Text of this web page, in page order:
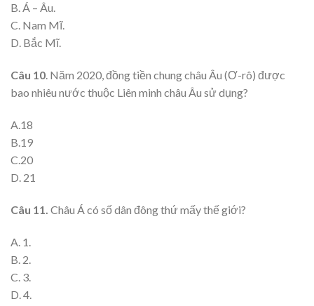
B. Á – Âu.
C. Nam Mĩ.
D. Bắc Mĩ.
Câu 10. Năm 2020, đồng tiền chung châu Âu (Ơ-rô) được
bao nhiêu nước thuộc Liên minh châu Âu sử dụng?
A.18
B.19
C.20
D. 21
Câu 11. Châu Á có số dân đông thứ mấy thế giới?
A. 1.
B. 2.
C. 3.
D. 4.